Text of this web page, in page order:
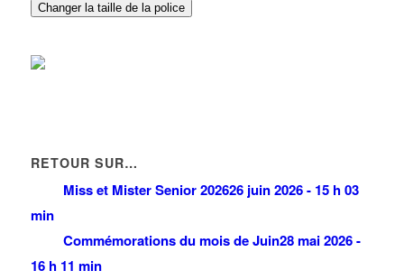
Changer la taille de la police
RETOUR SUR…
Miss et Mister Senior 202626 juin 2026 - 15 h 03
min
Commémorations du mois de Juin28 mai 2026 -
16 h 11 min